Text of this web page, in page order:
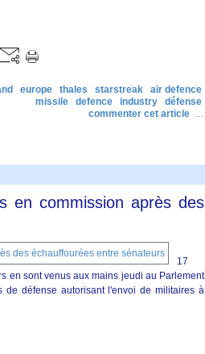
europe thales starstreak
air defence
missile
defence industry
défense
commenter cet article …
en commission après des
17
en sont venus aux mains jeudi au Parlement
défense autorisant l'envoi de militaires à